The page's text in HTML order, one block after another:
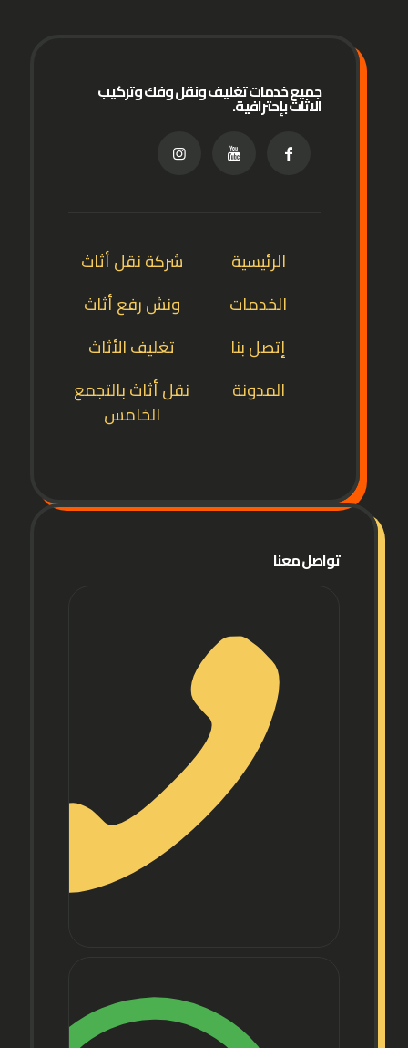
جميع خدمات تغليف ونقل وفك وتركيب
الاثاث بإحترافية.
الرئيسية
الخدمات
إتصل بنا
المدونة
شركة نقل أثاث
ونش رفع أثاث
تغليف الأثاث
نقل أثاث بالتجمع
الخامس
تواصل معنا